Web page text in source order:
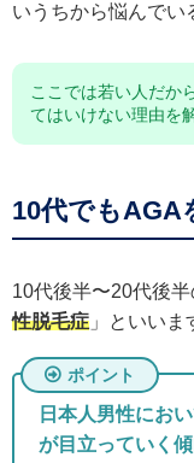
いうちから悩んでい
ここでは若い人だか
てはいけない理由を
10代でもAGA
10代後半〜20代後
性脱毛症 」といいま
日本人男性におい
が目立っていく